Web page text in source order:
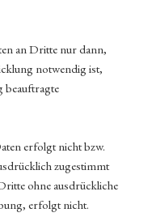
an Dritte nur dann,
notwendig ist,
beauftragte
erfolgt nicht bzw.
zugestimmt
ohne ausdrückliche
erfolgt nicht.